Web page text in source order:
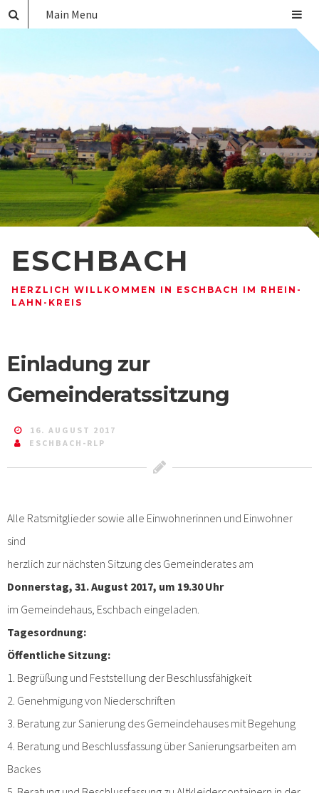
ESCHBACH
HERZLICH WILLKOMMEN IN ESCHBACH IM RHEIN-
LAHN-KREIS
Main Menu
Einladung zur
Gemeinderatssitzung
16. AUGUST 2017
ESCHBACH-RLP
Alle Ratsmitglieder sowie alle Einwohnerinnen und Einwohner
sind
herzlich zur nächsten Sitzung des Gemeinderates am
Donnerstag, 31. August 2017, um 19.30 Uhr
im Gemeindehaus, Eschbach eingeladen.
Tagesordnung:
Öffentliche Sitzung:
1. Begrüßung und Feststellung der Beschlussfähigkeit
2. Genehmigung von Niederschriften
3. Beratung zur Sanierung des Gemeindehauses mit Begehung
4. Beratung und Beschlussfassung über Sanierungsarbeiten am
Backes